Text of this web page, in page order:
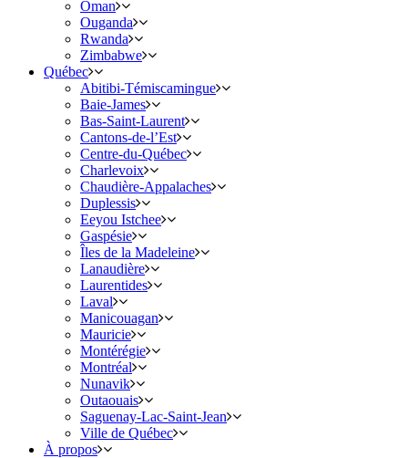
Oman
Ouganda
Rwanda
Zimbabwe
Québec
Abitibi-Témiscamingue
Baie-James
Bas-Saint-Laurent
Cantons-de-l’Est
Centre-du-Québec
Charlevoix
Chaudière-Appalaches
Duplessis
Eeyou Istchee
Gaspésie
Îles de la Madeleine
Lanaudière
Laurentides
Laval
Manicouagan
Mauricie
Montérégie
Montréal
Nunavik
Outaouais
Saguenay-Lac-Saint-Jean
Ville de Québec
À propos